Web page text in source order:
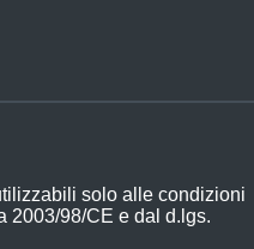
solo alle condizioni
2003/98/CE e dal d.lgs.